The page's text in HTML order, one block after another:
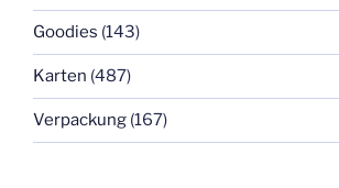
Goodies (143)
Karten (487)
Verpackung (167)